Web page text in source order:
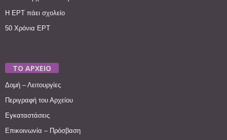
Η ΕΡΤ πάει σχολείο
50 Χρόνια ΕΡΤ
ΤΟ ΑΡΧΕΙΟ
Δομή – Λειτουργίες
Περιγραφή του Αρχείου
Εγκαταστάσεις
Επικοινωνία – Πρόσβαση